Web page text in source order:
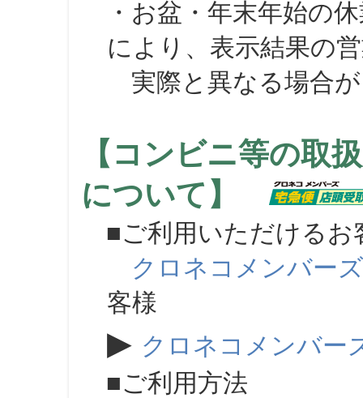
・お盆・年末年始の
により、表示結果の
実際と異なる場合が
【コンビニ等の取
について】
■ご利用いただけるお
クロネコメンバーズ
客様
▶ クロネコメンバー
■ご利用方法